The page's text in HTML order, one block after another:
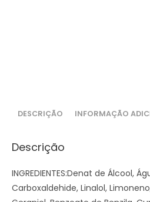
DESCRIÇÃO INFORMAÇÃO
Descrição
INGREDIENTES:Denat de Álcool,
Carboxaldehide, Linalol,